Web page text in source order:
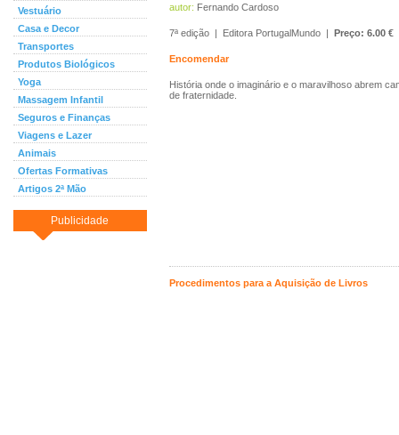
Vestuário
Casa e Decor
Transportes
Produtos Biológicos
Yoga
Massagem Infantil
Seguros e Finanças
Viagens e Lazer
Animais
Ofertas Formativas
Artigos 2ª Mão
Publicidade
autor: Fernando Cardoso
7ª edição | Editora PortugalMundo | Preço: 6.00 €
Encomendar
História onde o imaginário e o maravilhoso abrem
de fraternidade.
Procedimentos para a Aquisição de Livros